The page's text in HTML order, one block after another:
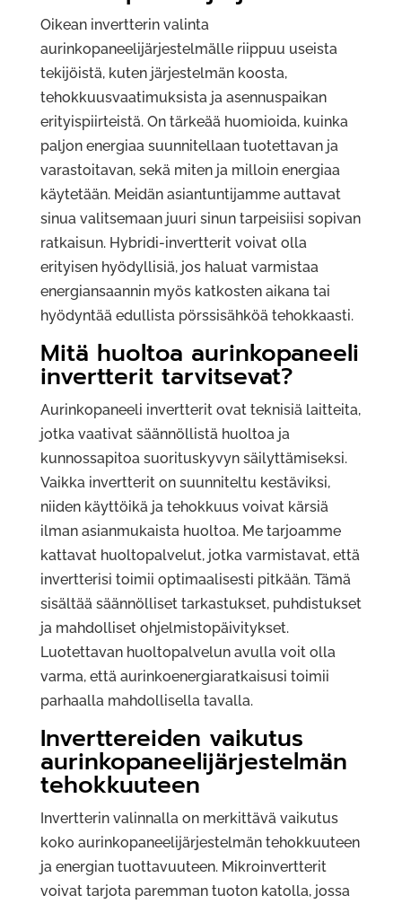
Oikean invertterin valinta
aurinkopaneelijärjestelmälle riippuu useista
tekijöistä, kuten järjestelmän koosta,
tehokkuusvaatimuksista ja asennuspaikan
erityispiirteistä. On tärkeää huomioida, kuinka
paljon energiaa suunnitellaan tuotettavan ja
varastoitavan, sekä miten ja milloin energiaa
käytetään. Meidän asiantuntijamme auttavat
sinua valitsemaan juuri sinun tarpeisiisi sopivan
ratkaisun. Hybridi-invertterit voivat olla
erityisen hyödyllisiä, jos haluat varmistaa
energiansaannin myös katkosten aikana tai
hyödyntää edullista pörssisähköä tehokkaasti.
Mitä huoltoa aurinkopaneeli
invertterit tarvitsevat?
Aurinkopaneeli invertterit ovat teknisiä laitteita,
jotka vaativat säännöllistä huoltoa ja
kunnossapitoa suorituskyvyn säilyttämiseksi.
Vaikka invertterit on suunniteltu kestäviksi,
niiden käyttöikä ja tehokkuus voivat kärsiä
ilman asianmukaista huoltoa. Me tarjoamme
kattavat huoltopalvelut, jotka varmistavat, että
invertterisi toimii optimaalisesti pitkään. Tämä
sisältää säännölliset tarkastukset, puhdistukset
ja mahdolliset ohjelmistopäivitykset.
Luotettavan huoltopalvelun avulla voit olla
varma, että aurinkoenergiaratkaisusi toimii
parhaalla mahdollisella tavalla.
Inverttereiden vaikutus
aurinkopaneelijärjestelmän
tehokkuuteen
Invertterin valinnalla on merkittävä vaikutus
koko aurinkopaneelijärjestelmän tehokkuuteen
ja energian tuottavuuteen. Mikroinvertterit
voivat tarjota paremman tuoton katolla, jossa